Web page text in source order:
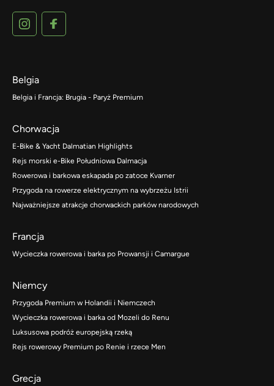
Belgia
Belgia i Francja: Brugia - Paryż Premium
Chorwacja
E-Bike & Yacht Dalmatian Highlights
Rejs morski e-Bike Południowa Dalmacja
Rowerowa i barkowa eskapada po zatoce Kvarner
Przygoda na rowerze elektrycznym na wybrzeżu Istrii
Najważniejsze atrakcje chorwackich parków narodowych
Francja
Wycieczka rowerowa i barka po Prowansji i Camargue
Niemcy
Przygoda Premium w Holandii i Niemczech
Wycieczka rowerowa i barka od Mozeli do Renu
Luksusowa podróż europejską rzeką
Rejs rowerowy Premium po Renie i rzece Men
Grecja